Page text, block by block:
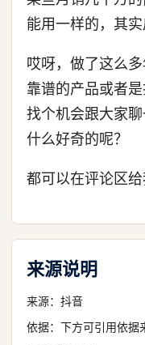
能用一样的，其实
哎呀，做了这么
靠谱的产品或者
找个机会跟大家
什么好奇的呢？
都可以在评论区给
来源说明
来源： 抖音
依据：下方可引用依据